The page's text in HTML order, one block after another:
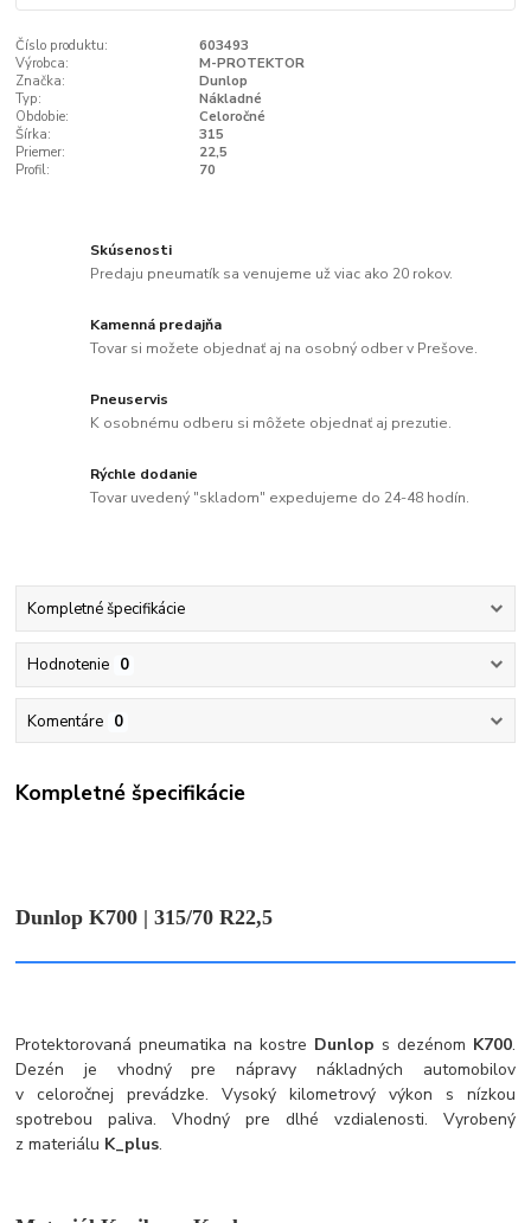
Číslo produktu:
603493
Výrobca:
M-PROTEKTOR
Značka:
Dunlop
Typ:
Nákladné
Obdobie:
Celoročné
Šírka:
315
Priemer:
22,5
Profil:
70
Skúsenosti
Predaju pneumatík sa venujeme už viac ako 20 rokov.
Kamenná predajňa
Tovar si možete objednať aj na osobný odber v Prešove.
Pneuservis
K osobnému odberu si môžete objednať aj prezutie.
Rýchle dodanie
Tovar uvedený "skladom" expedujeme do 24-48 hodín.
Kompletné špecifikácie
Hodnotenie 0
Komentáre 0
Kompletné špecifikácie
Dunlop K700 | 315/70 R22,5
Protektorovaná pneumatika na kostre Dunlop s dezénom K700.
Dezén je vhodný pre nápravy nákladných automobilov
v celoročnej prevádzke. Vysoký kilometrový výkon s nízkou
spotrebou paliva. Vhodný pre dlhé vzdialenosti. Vyrobený
z materiálu K_plus.